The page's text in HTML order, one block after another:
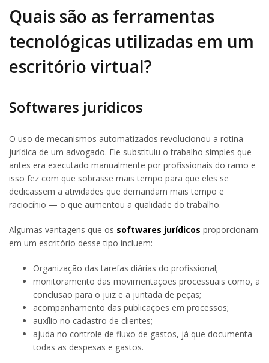
Quais são as ferramentas
tecnológicas utilizadas em um
escritório virtual?
Softwares jurídicos
O uso de mecanismos automatizados revolucionou a rotina
jurídica de um advogado. Ele substituiu o trabalho simples que
antes era executado manualmente por profissionais do ramo e
isso fez com que sobrasse mais tempo para que eles se
dedicassem a atividades que demandam mais tempo e
raciocínio — o que aumentou a qualidade do trabalho.
Algumas vantagens que os softwares jurídicos proporcionam
em um escritório desse tipo incluem:
Organização das tarefas diárias do profissional;
monitoramento das movimentações processuais como, a
conclusão para o juiz e a juntada de peças;
acompanhamento das publicações em processos;
auxílio no cadastro de clientes;
ajuda no controle de fluxo de gastos, já que documenta
todas as despesas e gastos.